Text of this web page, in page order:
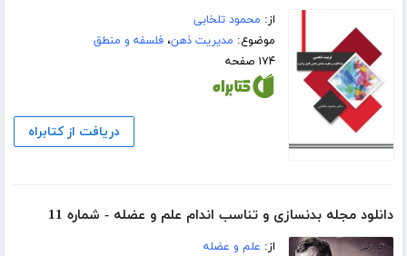
از: محمود تلخابی
موضوع: مدیریت ذهن،فلسفه و منطق
۱۷۴ صفحه
دریافت از کتابراه
دانلود مجله بدنسازی و تناسب اندام علم و عضله - شماره 11
از: علم و عضله